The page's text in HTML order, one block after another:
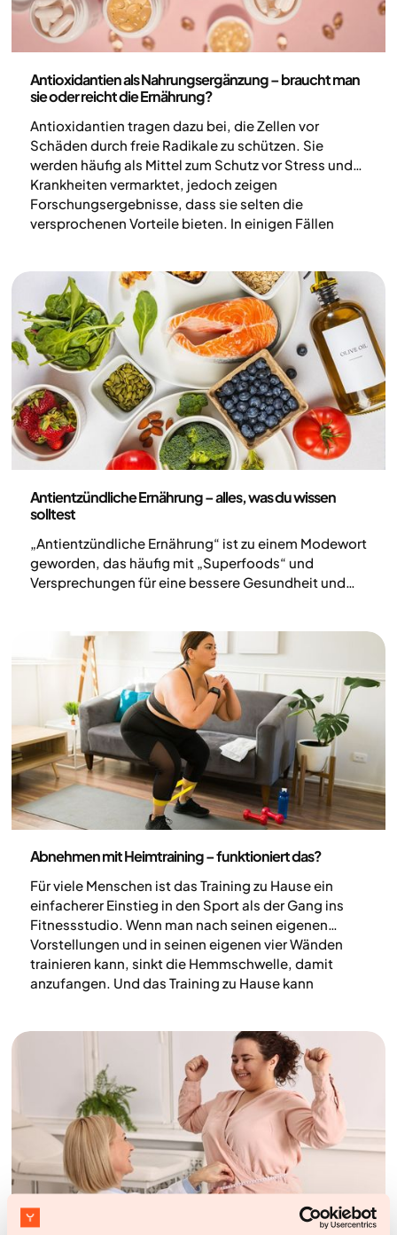
Antioxidantien als Nahrungsergänzung – braucht man
sie oder reicht die Ernährung?
Antioxidantien tragen dazu bei, die Zellen vor
Schäden durch freie Radikale zu schützen. Sie
werden häufig als Mittel zum Schutz vor Stress und
Krankheiten vermarktet, jedoch zeigen
Forschungsergebnisse, dass sie selten die
versprochenen Vorteile bieten. In einigen Fällen
wir, wie Antioxidantien wirken und warum es für
deine Gesundheit sinnvoller ist, sie über die Nahrung
aufzunehmen, anstatt Nahrungsergänzungsmittel
einzunehmen.
Antientzündliche Ernährung – alles, was du wissen
solltest
„Antientzündliche Ernährung“ ist zu einem Modewort
geworden, das häufig mit „Superfoods“ und
Versprechungen für eine bessere Gesundheit und
Begriff, der auf vielfältige Weise verwendet wird. In
diesem Artikel erläutern wir, was eine
antientzündliche Ernährung tatsächlich bedeutet
und welche gesundheitlichen Auswirkungen du
realistischerweise erwarten kannst.
Abnehmen mit Heimtraining – funktioniert das?
Für viele Menschen ist das Training zu Hause ein
einfacherer Einstieg in den Sport als der Gang ins
Fitnessstudio. Wenn man nach seinen eigenen
Vorstellungen und in seinen eigenen vier Wänden
trainieren kann, sinkt die Hemmschwelle, damit
anzufangen. Und das Training zu Hause kann